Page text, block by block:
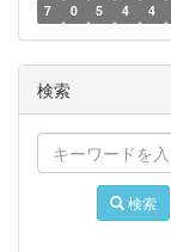
7 0 5 4 4
検索
検索